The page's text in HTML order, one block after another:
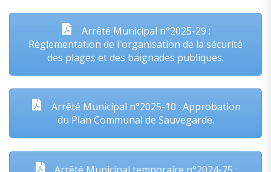
Arrêté Municipal n°2025-29 :
Règlementation de l'organisation de la sécurité
des plages et des baignades publiques.
Arrêté Municipal n°2025-10 : Approbation
du Plan Communal de Sauvegarde.